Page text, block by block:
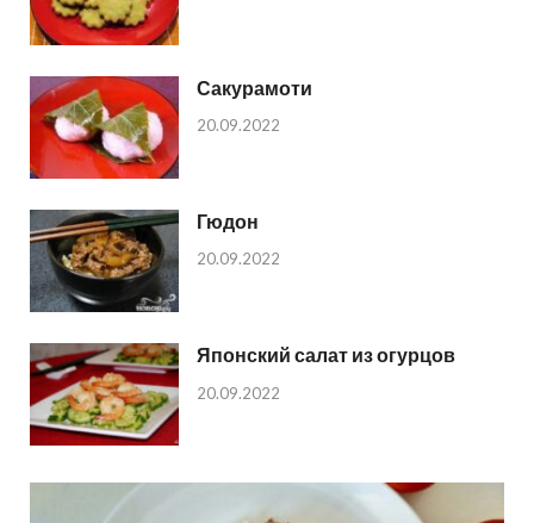
Сакурамоти
20.09.2022
Гюдон
20.09.2022
Японский салат из огурцов
20.09.2022